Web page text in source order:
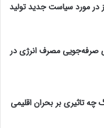
در مورد سیاست جدید تولید
صرفه‌جویی مصرف انرژی در
چه تاثیری بر بحران اقلیمی